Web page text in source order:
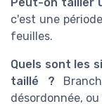
c'est une
feuilles.
Quels sont les
taillé ?
désordonnée,